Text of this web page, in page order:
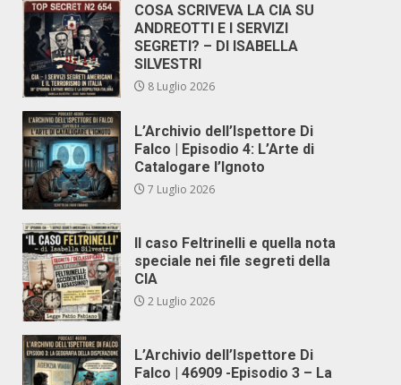
COSA SCRIVEVA LA CIA SU
ANDREOTTI E I SERVIZI
SEGRETI? – DI ISABELLA
SILVESTRI
8 Luglio 2026
L’Archivio dell’Ispettore Di
Falco | Episodio 4: L’Arte di
Catalogare l’Ignoto
7 Luglio 2026
Il caso Feltrinelli e quella nota
speciale nei file segreti della
CIA
2 Luglio 2026
L’Archivio dell’Ispettore Di
Falco | 46909 -Episodio 3 – La